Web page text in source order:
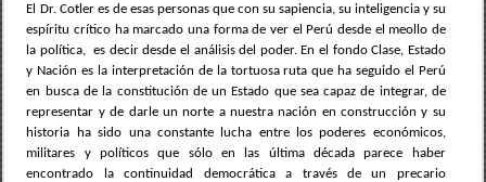
El Dr. Cotler es de esas personas que con su sapiencia, su inteligencia y su
espíritu crítico ha marcado una forma de ver el Perú desde el meollo de
la política,
es decir desde el análisis del poder. En el fondo Clase, Estado
y Nación es la interpretación de la tortuosa ruta que ha seguido el Perú
en busca de la constitución de un Estado que sea capaz de integrar, de
representar y de darle un norte a nuestra nación en construcción y su
historia ha sido una constante lucha entre los poderes económicos,
militares y políticos que sólo en las última década parece haber
encontrado la continuidad democrática a través de un precario